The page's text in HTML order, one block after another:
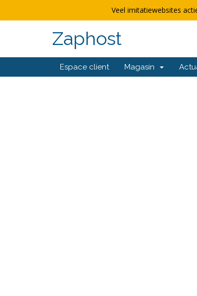
Veel imitatiewebsites
Zaphost
Espace client Magasin